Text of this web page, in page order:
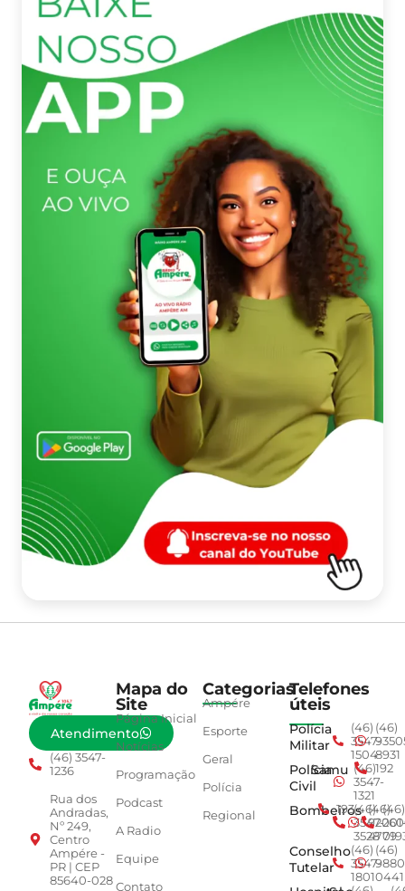
Atendimento
(46) 3547-
1236
Rua dos
Andradas,
Nº 249,
Centro
Ampére -
PR | CEP
85640-028
Mapa do
Site
Página Inicial
Notícias
Programação
Podcast
A Radio
Equipe
Contato
Categorias
Ampére
Esporte
Geral
Polícia
Regional
Telefones
úteis
Polícia
Militar
(46)
3547-
1504
(46)
8931
Polícia
Civil
Samu (46)
3547-
1321
192
Bombeiros
193(46)
3547-
3528
(46)
4779
(46)
Conselho
Tutelar
(46)
3547-
1801
(46)
0441